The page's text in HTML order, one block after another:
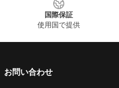
国際保証
使用国で提供
お問い合わせ